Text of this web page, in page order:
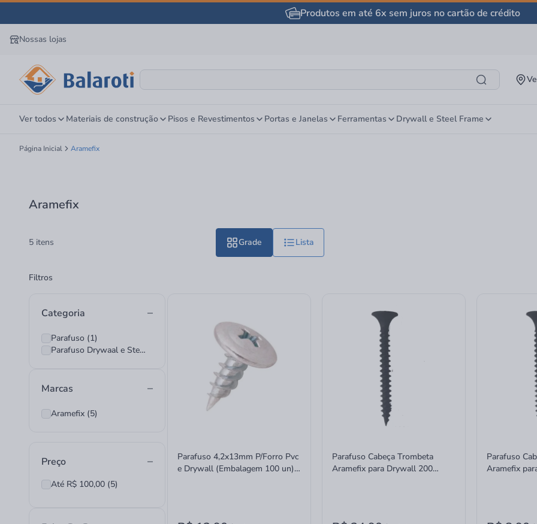
Produtos em até 6x sem juros no cartão de crédito
Nossas lojas
Ver todos Materiais de construção Pisos e Revestimentos Portas e Janelas Ferramentas Drywall e Steel Frame
Página Inicial Aramefix
Aramefix
5 itens Grade Lista
Filtros
Categoria
Parafuso (1)
Parafuso Drywaal e Steel Frame (4)
Marcas
Aramefix (5)
Preço
Até R$ 100,00 (5)
Parafuso 4,2x13mm P/Forro Pvc
e Drywall (Embalagem 100 un)
Parafuso Cabeça Trombeta
Aramefix para Drywall 200
Parafuso
Aramefix